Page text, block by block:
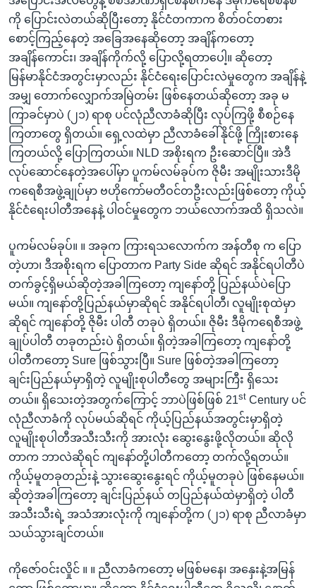
ကို ပြောင်းလဲတယ်ဆိုပြီးတော့ နိုင်ငံတကာက စိတ်ဝင်တစား
စောင့်ကြည့်နေတဲ့ အခြေအနေဆိုတော့ အချိန်ကတော့
အချိန်ကောင်း၊ အချိန်ကိုက်လို့ ပြောလို့ရတာပေါ့။ ဆိုတော့
မြန်မာနိုင်ငံအတွင်းမှာလည်း နိုင်ငံရေးပြောင်းလဲမှုတွေက အချိန်နဲ့
အမျှ တောက်လျှောက်အမြဲတမ်း ဖြစ်နေတယ်ဆိုတော့ အခု မ
ကြာခင်မှာပဲ (၂၁) ရာစု ပင်လုံညီလာခံဆိုပြီး လုပ်ကြဖို့ စီစဉ်နေ
ကြတာတွေ ရှိတယ်။ ရှေ့လထဲမှာ ညီလာခံခေါ်နိုင်ဖို့ ကြိုးစားနေ
ကြတယ်လို့ ပြောကြတယ်။ NLD အစိုးရက ဦးဆောင်ပြီ။ အဲဒီ
လုပ်ဆောင်နေတဲ့အပေါ်မှာ ပူကမ်လမ်ခုပ်က ဇိုမီး အမျိုးသားဒီမို
ကရေစီအဖွဲ့ချုပ်မှာ ဗဟိုကော်မတီဝင်တဦးလည်းဖြစ်တော့ ကိုယ့်
နိုင်ငံရေးပါတီအနေနဲ့ ပါဝင်မှုတွေက ဘယ်လောက်အထိ ရှိသလဲ။
ပူကမ်လမ်ခုပ်။ ။ အခုက ကြားရသလောက်က အန်တီစု က ပြော
တဲ့ဟာ၊ ဒီအစိုးရက ပြောတာက Party Side ဆိုရင် အနိုင်ရပါတီပဲ
တက်ခွင့်ရှိမယ်ဆိုတဲ့အခါကြတော့ ကျနော်တို့ ပြည်နယ်ပဲပြော
မယ်။ ကျနော်တို့ပြည်နယ်မှာဆိုရင် အနိုင်ရပါတီ၊ လူမျိုးစုထဲမှာ
ဆိုရင် ကျနော်တို့ ဇိုမီး ပါတီ တခုပဲ ရှိတယ်။ ဇိုမီး ဒီမိုကရေစီအဖွဲ့
ချုပ်ပါတီ တခုတည်းပဲ ရှိတယ်။ ရှိတဲ့အခါကြတော့ ကျနော်တို့
ပါတီကတော့ Sure ဖြစ်သွားပြီ။ Sure ဖြစ်တဲ့အခါကြတော့
ချင်းပြည်နယ်မှာရှိတဲ့ လူမျိုးစုပါတီတွေ အများကြီး ရှိသေး
တယ်။ ရှိသေးတဲ့အတွက်ကြောင့် ဘာပဲဖြစ်ဖြစ် 21st Century ပင်
လုံညီလာခံကို လုပ်မယ်ဆိုရင် ကိုယ့်ပြည်နယ်အတွင်းမှာရှိတဲ့
လူမျိုးစုပါတီအသီးသီးကို အားလုံး ဆွေးနွေးဖို့လိုတယ်။ ဆိုလို
တာက ဘာလဲဆိုရင် ကျနော်တို့ပါတီကတော့ တက်လို့ရတယ်။
ကိုယ့်မူတခုတည်းနဲ့ သွားဆွေးနွေးရင် ကိုယ့်မူတခုပဲ ဖြစ်နေမယ်။
ဆိုတဲ့အခါကြတော့ ချင်းပြည်နယ် တပြည်နယ်ထဲမှာရှိတဲ့ ပါတီ
အသီးသီးရဲ့ အသံအားလုံးကို ကျနော်တို့က (၂၁) ရာစု ညီလာခံမှာ
သယ်သွားချင်တယ်။
ကိုဇော်ဝင်းလှိုင် ။ ။ ညီလာခံကတော့ မဖြစ်မနေ၊ အနှေးနဲ့အမြန်